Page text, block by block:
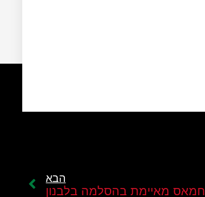
הבא
חמאס מאיימת בהסלמה בלבנון